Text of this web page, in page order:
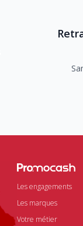
Les engagements
Les marques
Votre métier